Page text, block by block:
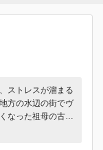
ストレスが溜まる
方の水辺の街でヴ
なった祖母の古民
はその街で生きて